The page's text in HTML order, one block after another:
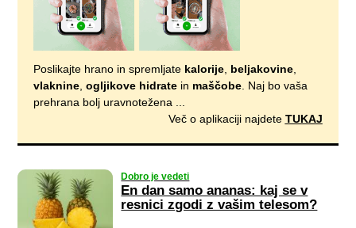
Poslikajte hrano in spremljate kalorije beljakovine
vlaknine ,ogljikove hidrate in maščobe . Naj bo vaša
prehrana bolj uravnotežena ...
Več o aplikaciji najdete TUKAJ
Dobro je vedeti
En dan samo ananas: kaj se v
resnici zgodi z vašim telesom?